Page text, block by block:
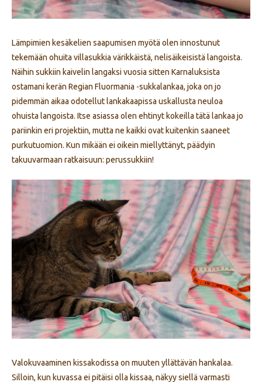
Lämpimien kesäkelien saapumisen myötä olen innostunut
tekemään ohuita villasukkia värikkäistä, nelisäikeisistä langoista.
Näihin sukkiin kaivelin langaksi vuosia sitten Karnaluksista
ostamani kerän Regian Fluormania -sukkalankaa, joka on jo
pidemmän aikaa odotellut lankakaapissa uskallusta neuloa
ohuista langoista. Itse asiassa olen ehtinyt kokeilla tätä lankaa jo
pariinkin eri projektiin, mutta ne kaikki ovat kuitenkin saaneet
purkutuomion. Kun mikään ei oikein miellyttänyt, päädyin
takuuvarmaan ratkaisuun: perussukkiin!
Valokuvaaminen kissakodissa on muuten yllättävän hankalaa.
Silloin, kun kuvassa ei pitäisi olla kissaa, näkyy siellä varmasti